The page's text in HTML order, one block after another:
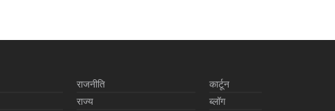
राजनीति
राज्य
कार्टून
ब्लॉग